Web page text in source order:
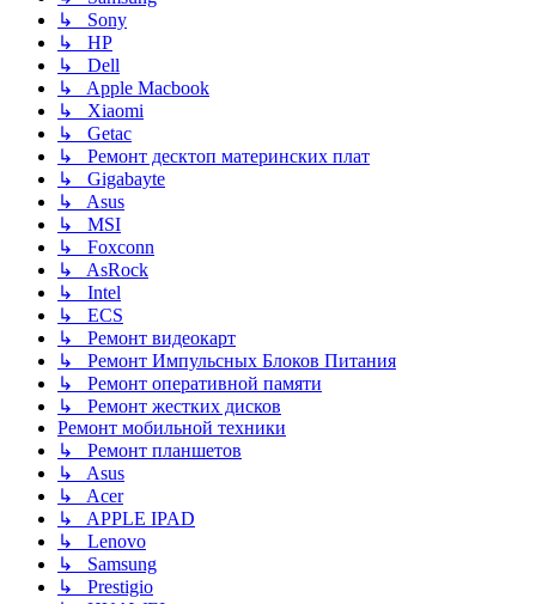
↳ Sony
↳ HP
↳ Dell
↳ Apple Macbook
↳ Xiaomi
↳ Getac
↳ Ремонт десктоп материнских плат
↳ Gigabayte
↳ Asus
↳ MSI
↳ Foxconn
↳ AsRock
↳ Intel
↳ ECS
↳ Ремонт видеокарт
↳ Ремонт Импульсных Блоков Питания
↳ Ремонт оперативной памяти
↳ Ремонт жестких дисков
Ремонт мобильной техники
↳ Ремонт планшетов
↳ Asus
↳ Acer
↳ APPLE IPAD
↳ Lenovo
↳ Samsung
↳ Prestigio